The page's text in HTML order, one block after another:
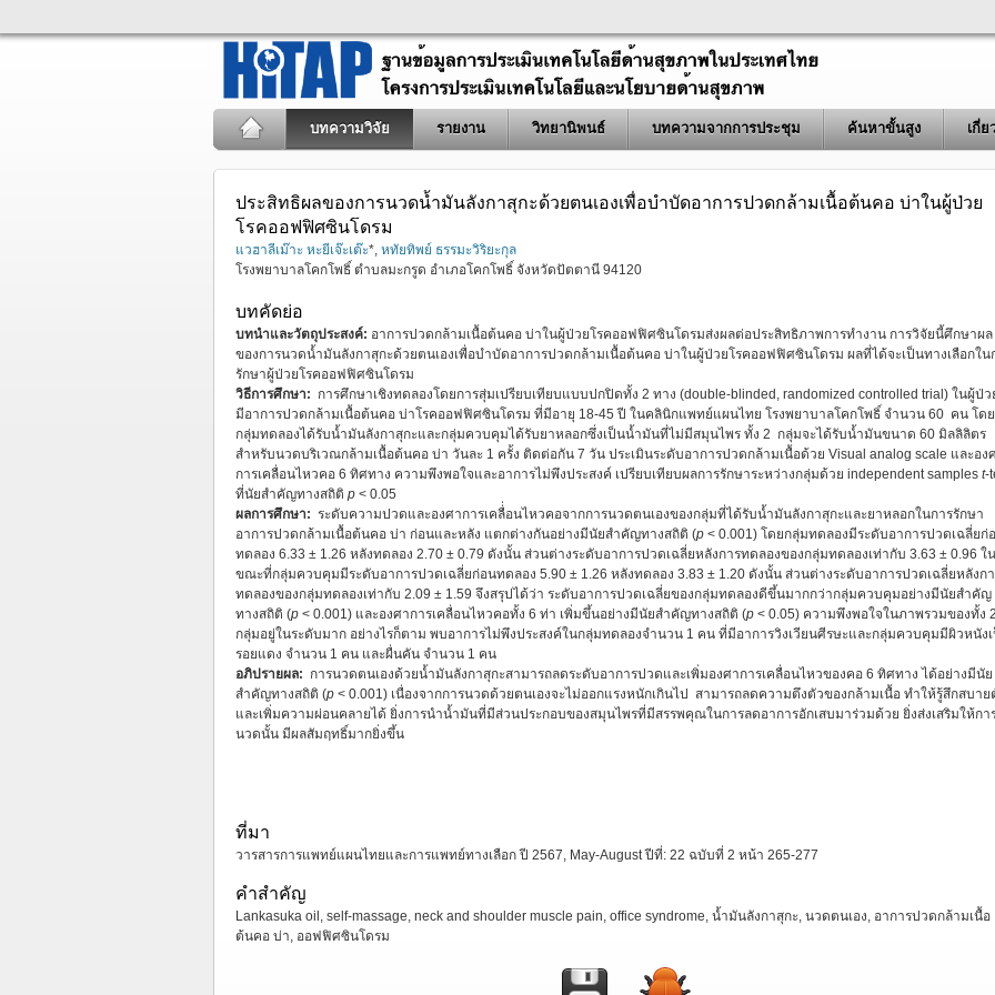
บทความวิจัย รายงาน วิทยานิพนธ์ บทความจากการประชุม ค้นหาขั้นสูง เกี่ย
ประสิทธิผลของการนวดน้ำมันลังกาสุกะด้วยตนเองเพื่อบำบัดอาการปวดกล้ามเนื้อต้นคอ บ่าในผู้ป่วย
โรคออฟฟิศซินโดรม
แวฮาลีเม๊าะ หะยีเจ๊ะเต๊ะ*, หทัยทิพย์ ธรรมะวิริยะกุล
โรงพยาบาลโคกโพธิ์ ตำบลมะกรูด อำเภอโคกโพธิ์ จังหวัดปัตตานี 94120
บทคัดย่อ
บทนำและวัตถุประสงค์: อาการปวดกล้ามเนื้อต้นคอ บ่าในผู้ป่วยโรคออฟฟิศซินโดรมส่งผลต่อประสิทธิภาพการทำงาน การวิจัยนี้ศึกษาผล
ของการนวดน้ำมันลังกาสุกะด้วยตนเองเพื่อบำบัดอาการปวดกล้ามเนื้อต้นคอ บ่าในผู้ป่วยโรคออฟฟิศซินโดรม ผลที่ได้จะเป็นทางเลือกใน
รักษาผู้ป่วยโรคออฟฟิศซินโดรม
วิธีการศึกษา: การศึกษาเชิงทดลองโดยการสุ่มเปรียบเทียบแบบปกปิดทั้ง 2 ทาง (double-blinded, randomized controlled trial) ในผู้ป่ว
มีอาการปวดกล้ามเนื้อต้นคอ บ่าโรคออฟฟิศซินโดรม ที่มีอายุ 18-45 ปี ในคลินิกแพทย์แผนไทย โรงพยาบาลโคกโพธิ์ จำนวน 60 คน โดย
กลุ่มทดลองได้รับน้ำมันลังกาสุกะและกลุ่มควบคุมได้รับยาหลอกซึ่งเป็นน้ำมันที่ไม่มีสมุนไพร ทั้ง 2 กลุ่มจะได้รับน้ำมันขนาด 60 มิลลิลิตร
สำหรับนวดบริเวณกล้ามเนื้อต้นคอ บ่า วันละ 1 ครั้ง ติดต่อกัน 7 วัน ประเมินระดับอาการปวดกล้ามเนื้อด้วย Visual analog scale และอง
การเคลื่อนไหวคอ 6 ทิศทาง ความพึงพอใจและอาการไม่พึงประสงค์ เปรียบเทียบผลการรักษาระหว่างกลุ่มด้วย independent samples t-
ที่นัยสำคัญทางสถิติ p < 0.05
ผลการศึกษา: ระดับความปวดและองศาการเคลื่่อนไหวคอจากการนวดตนเองของกลุ่มที่ได้รับน้ำมันลังกาสุกะและยาหลอกในการรักษา
อาการปวดกล้ามเนื้อต้นคอ บ่า ก่อนและหลัง แตกต่างกันอย่างมีนัยสําคัญทางสถิติ (p < 0.001) โดยกลุ่มทดลองมีระดับอาการปวดเฉลี่ยก่
ทดลอง 6.33 ± 1.26 หลังทดลอง 2.70 ± 0.79 ดังนั้น ส่วนต่างระดับอาการปวดเฉลี่ยหลังการทดลองของกลุ่มทดลองเท่ากับ 3.63 ± 0.96 ใน
ขณะที่กลุ่มควบคุมมีระดับอาการปวดเฉลี่ยก่อนทดลอง 5.90 ± 1.26 หลังทดลอง 3.83 ± 1.20 ดังนั้น ส่วนต่างระดับอาการปวดเฉลี่ยหลังก
ทดลองของกลุ่มทดลองเท่ากับ 2.09 ± 1.59 จึงสรุปได้ว่า ระดับอาการปวดเฉลี่ยของกลุ่มทดลองดีขึ้นมากกว่ากลุ่มควบคุมอย่างมีนัยสำคัญ
ทางสถิติ (p < 0.001) และองศาการเคลื่อนไหวคอทั้ง 6 ท่า เพิ่มขึ้นอย่างมีนัยสำคัญทางสถิติ (p < 0.05) ความพึงพอใจในภาพรวมของทั้ง 2
กลุ่มอยู่ในระดับมาก อย่างไรก็ตาม พบอาการไม่พึงประสงค์ในกลุ่มทดลองจำนวน 1 คน ที่มีอาการวิงเวียนศีรษะและกลุ่มควบคุมมีผิวหนัง
รอยแดง จำนวน 1 คน และผื่นคัน จำนวน 1 คน
อภิปรายผล: การนวดตนเองด้วยน้ำมันลังกาสุกะสามารถลดระดับอาการปวดและเพิ่มองศาการเคลื่อนไหวของคอ 6 ทิศทาง ได้อย่างมีนัย
สำคัญทางสถิติ (p < 0.001) เนื่องจากการนวดด้วยตนเองจะไม่ออกแรงหนักเกินไป สามารถลดความตึงตัวของกล้ามเนื้อ ทำให้รู้สึกสบาย
และเพิ่มความผ่อนคลายได้ ยิ่งการนำน้ำมันที่มีส่วนประกอบของสมุนไพรที่มีสรรพคุณในการลดอาการอักเสบมาร่วมด้วย ยิ่งส่งเสริมให้กา
นวดนั้น มีผลสัมฤทธิ์มากยิ่งขึ้น
ที่มา
วารสารการแพทย์แผนไทยและการแพทย์ทางเลือก ปี 2567, May-August ปีที่: 22 ฉบับที่ 2 หน้า 265-277
คำสำคัญ
Lankasuka oil, self-massage, neck and shoulder muscle pain, office syndrome, น้ำมันลังกาสุกะ, นวดตนเอง, อาการปวดกล้ามเนื้อ
ต้นคอ บ่า, ออฟฟิศซินโดรม